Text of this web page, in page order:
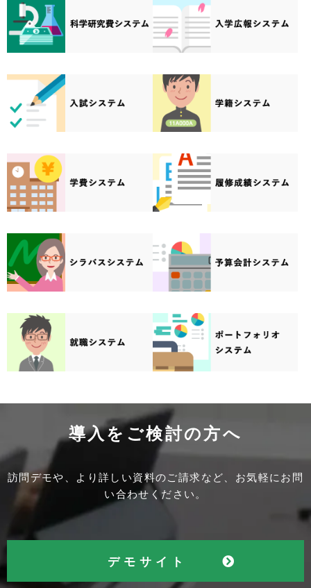
導入をご検討の方へ
訪問デモや、より詳しい資料のご請求など、お気軽にお問
い合わせください。
デモサイト